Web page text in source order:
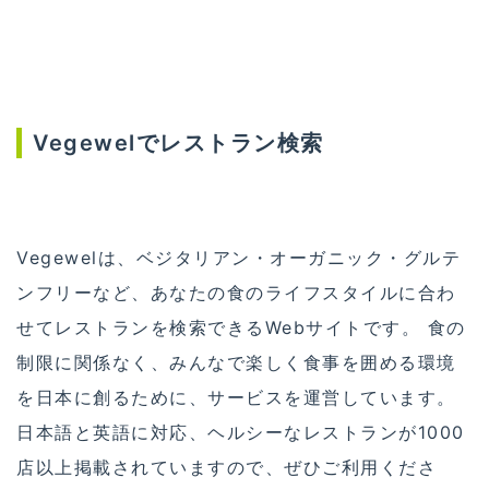
Vegewelでレストラン検索
Vegewelは、ベジタリアン・オーガニック・グルテ
ンフリーなど、あなたの食のライフスタイルに合わ
せてレストランを検索できるWebサイトです。 食の
制限に関係なく、みんなで楽しく食事を囲める環境
を日本に創るために、サービスを運営しています。
日本語と英語に対応、ヘルシーなレストランが1000
店以上掲載されていますので、ぜひご利用くださ